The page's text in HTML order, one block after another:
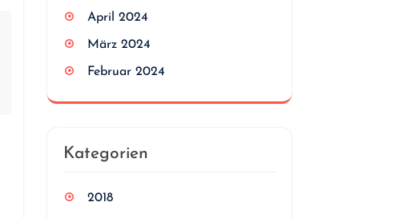
April 2024
März 2024
Februar 2024
Kategorien
2018